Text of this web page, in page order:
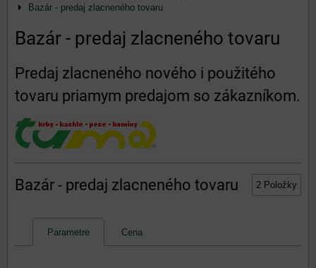
Bazár - predaj zlacneného tovaru
Bazár - predaj zlacneného tovaru
Predaj zlacneného nového i použitého
tovaru priamym predajom so zákazníkom.
Bazár - predaj zlacneného tovaru 2 Položky
Parametre Cena